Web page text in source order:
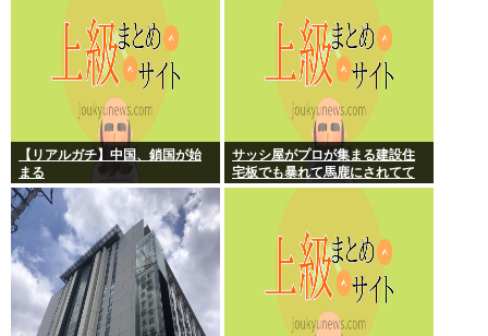
【リアルガチ】中国、鎖国が始
まる
サッシ屋がプロが集まる建設住
宅板でも暴れて馬鹿にされてて
ワロタw